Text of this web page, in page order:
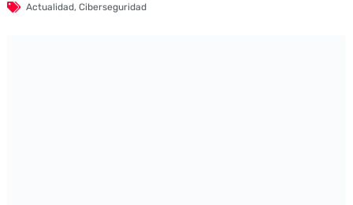
Actualidad, Ciberseguridad